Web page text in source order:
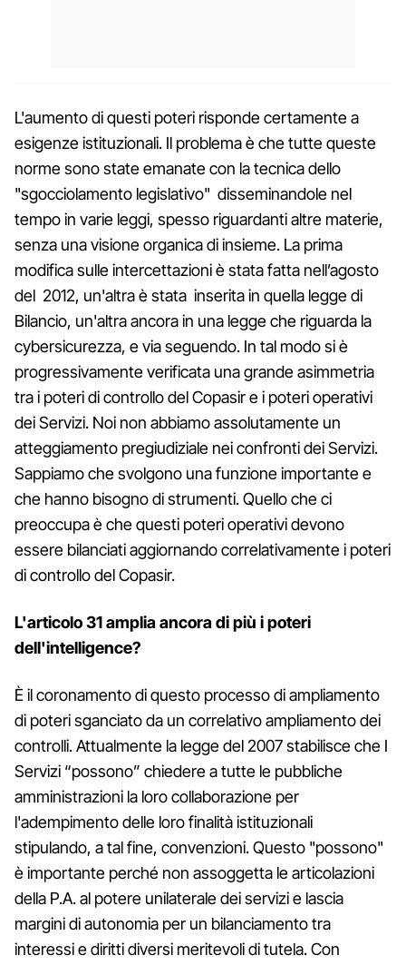
L'aumento di questi poteri risponde certamente a
esigenze istituzionali. Il problema è che tutte queste
norme sono state emanate con la tecnica dello
"sgocciolamento legislativo" disseminandole nel
tempo in varie leggi, spesso riguardanti altre materie,
senza una visione organica di insieme. La prima
modifica sulle intercettazioni è stata fatta nell’agosto
del 2012, un'altra è stata inserita in quella legge di
Bilancio, un'altra ancora in una legge che riguarda la
cybersicurezza, e via seguendo. In tal modo si è
progressivamente verificata una grande asimmetria
tra i poteri di controllo del Copasir e i poteri operativi
dei Servizi. Noi non abbiamo assolutamente un
atteggiamento pregiudiziale nei confronti dei Servizi.
Sappiamo che svolgono una funzione importante e
che hanno bisogno di strumenti. Quello che ci
preoccupa è che questi poteri operativi devono
essere bilanciati aggiornando correlativamente i poteri
di controllo del Copasir.
L'articolo 31 amplia ancora di più i poteri
dell'intelligence?
È il coronamento di questo processo di ampliamento
di poteri sganciato da un correlativo ampliamento dei
controlli. Attualmente la legge del 2007 stabilisce che I
Servizi “possono” chiedere a tutte le pubbliche
amministrazioni la loro collaborazione per
l'adempimento delle loro finalità istituzionali
stipulando, a tal fine, convenzioni. Questo "possono"
è importante perché non assoggetta le articolazioni
della P.A. al potere unilaterale dei servizi e lascia
margini di autonomia per un bilanciamento tra
interessi e diritti diversi meritevoli di tutela. Con